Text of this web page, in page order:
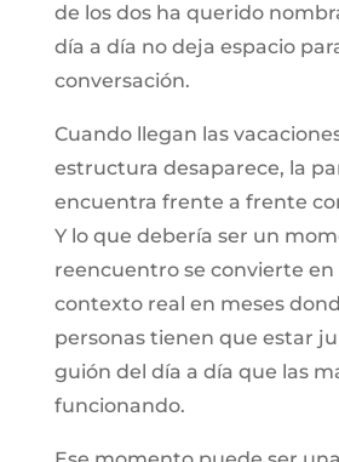
de los dos ha querido
día a día no deja espacio
conversación.
Cuando llegan las
estructura desaparece, la
encuentra frente a frente
Y lo que debería ser un
reencuentro se convierte
contexto real en meses
personas tienen que estar
guión del día a día que las
funcionando.